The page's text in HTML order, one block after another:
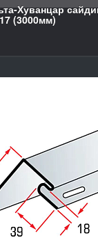
Хуванцар
(3000мм)